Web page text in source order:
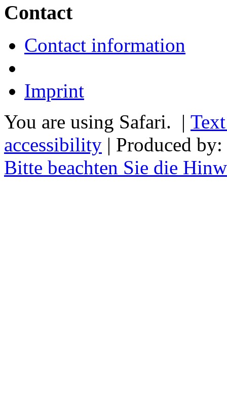
Contact
Contact information
Imprint
You are using Safari. |
accessibility | Produced by:
Bitte beachten Sie die